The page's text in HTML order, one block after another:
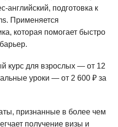
английский, подготовка к
Применяется
которая помогает быстро
курс для взрослых — от 12
уроки — от 2 600 ₽ за
признанные в более чем
получение визы и